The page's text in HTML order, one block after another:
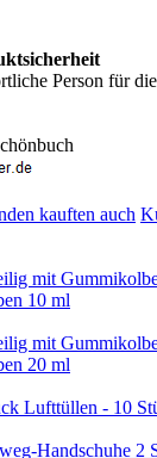
Person für
kauften auch
10 ml
20 ml
Lufttüllen - 10
2